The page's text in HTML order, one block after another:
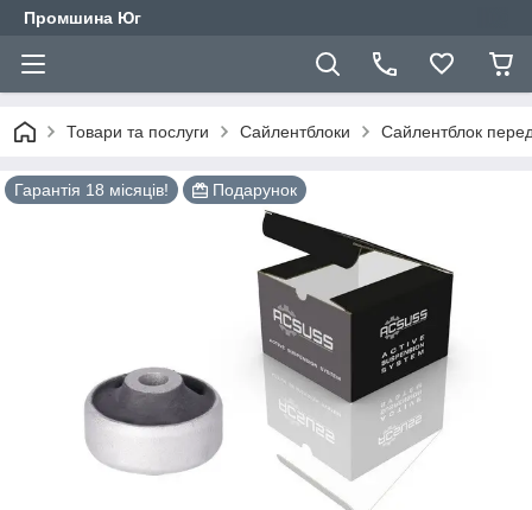
Промшина Юг
Товари та послуги Сайлентблоки Сайлентблок
Гарантія 18 місяців! Подарунок